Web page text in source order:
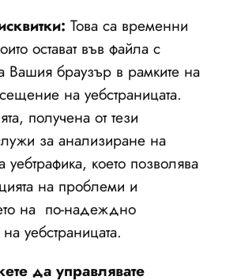
Това са временни
остават във файла с
Вашия браузър в рамките на
на уебстраницата.
получена от тези
за анализиране на
което позволява
на проблеми и
на по-надеждно
уебстраницата.
да управлявате